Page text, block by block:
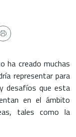
ha creado muchas
representar para
desafíos que esta
en el ámbito
tales como la